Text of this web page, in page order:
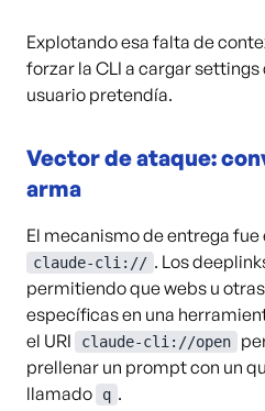
Explotando esa falta de
forzar la CLI a cargar
usuario pretendía.
Vector de ataque:
arma
El mecanismo de entrega
claude-cli:// . Los
permitiendo que webs u
específicas en una
el URI
claude-cli://open
prellenar un prompt con un
llamado
q .